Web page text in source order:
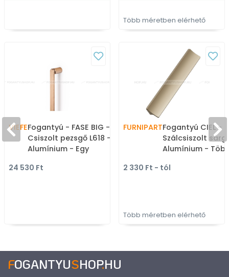
Több méretben elérhető
VIEFEFogantyú - FASE BIG -
Csiszolt pezsgő L618 -
Alumínium - Egy
színes fém
24 530 Ft
FURNIPARTFogantyú CIEL -
Szálcsiszolt
Alumínium -
színes fém
2 330 Ft - tól
Több méretben elérhető
FOGANTYUSHOP.HU